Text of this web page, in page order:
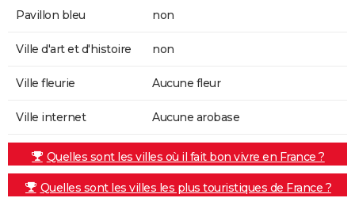
Pavillon bleu non
Ville d'art et d'histoire non
Ville fleurie Aucune fleur
Ville internet Aucune arobase
Quelles sont les villes où il fait bon vivre en France ?
Quelles sont les villes les plus touristiques de France ?